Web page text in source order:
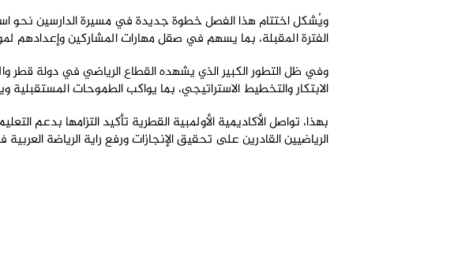
ويُشكل اختتام هذا الفصل خطوة جديدة في مسيرة الدارسين نحو
الفترة المقبلة، بما يسهم في صقل مهارات المشاركين
وفي ظل التطور الكبير الذي يشهده القطاع الرياضي في دولة قطر
الابتكار والتخطيط الاستراتيجي، بما يواكب الطموحات المستقبلية
بهذا، تواصل الأكاديمية الأولمبية القطرية تأكيد التزامها بدعم
الرياضيين القادرين على تحقيق الإنجازات ورفع راية الرياضة